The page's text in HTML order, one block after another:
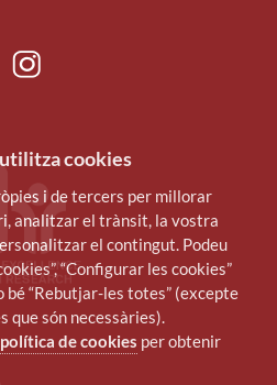
Instagram
cookies
i de tercers per millorar
analitzar el trànsit, la vostra
el contingut. Podeu
“Configurar les cookies”
bé “Rebutjar-les totes” (excepte
que són necessàries).
política de cookies per obtenir